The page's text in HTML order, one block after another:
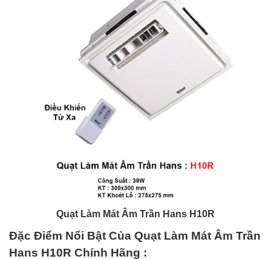
Quạt Làm Mát Âm Trần Hans H10R
Đặc Điểm Nổi Bật Của Quạt Làm Mát Âm Trần
Hans H10R Chính Hãng :